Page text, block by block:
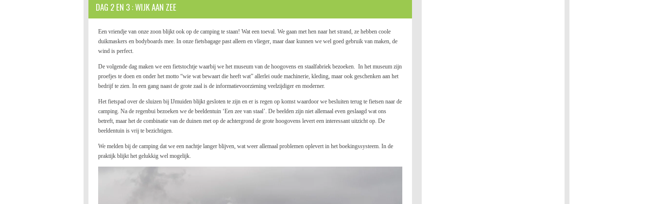
DAG 2 EN 3 : WIJK AAN ZEE
Een vriendje van onze zoon blijkt ook op de camping te staan! Wat een toeval. We gaan met hen naar het strand, ze hebben coole
duikmaskers en bodyboards mee. In onze fietsbagage past alleen en vlieger, maar daar kunnen we wel goed gebruik van maken, de
wind is perfect.
De volgende dag maken we een fietstochtje waarbij we het museum van de hoogovens en staalfabriek bezoeken. In het museum zijn
proefjes te doen en onder het motto “wie wat bewaart die heeft wat” allerlei oude machinerie, kleding, maar ook geschenken aan het
bedrijf te zien. In een gang naast de grote zaal is de informatievoorziening veelzijdiger en moderner.
Het fietspad over de sluizen bij IJmuiden blijkt gesloten te zijn en er is regen op komst waardoor we besluiten terug te fietsen naar de
camping. Na de regenbui bezoeken we de beeldentuin ‘Een zee van staal’. De beelden zijn niet allemaal even geslaagd wat ons
betreft, maar het de combinatie van de duinen met op de achtergrond de grote hoogovens levert een interessant uitzicht op. De
beeldentuin is vrij te bezichtigen.
We melden bij de camping dat we een nachtje langer blijven, wat weer allemaal problemen oplevert in het boekingssysteem. In de
praktijk blijkt het gelukkig wel mogelijk.